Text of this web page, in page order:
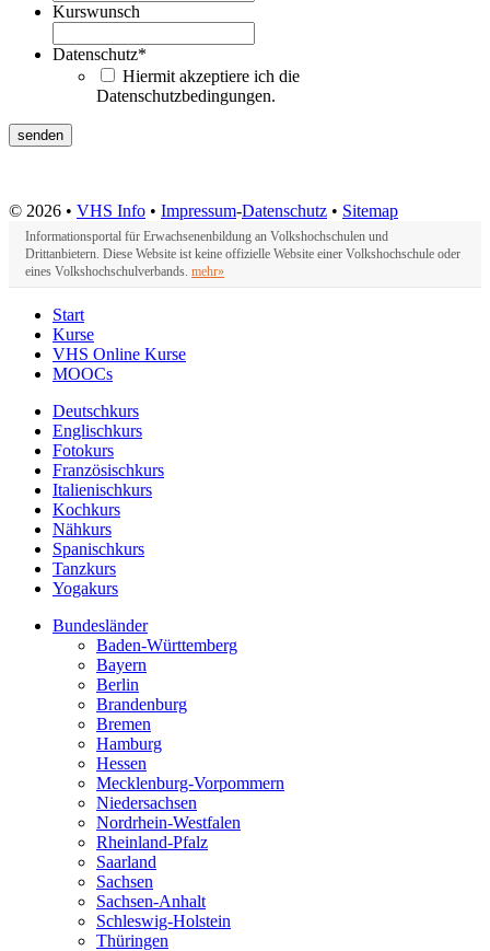
Kurswunsch
Datenschutz*
Hiermit akzeptiere ich die
Datenschutzbedingungen.
© 2026 • VHS Info • Impressum-Datenschutz • Sitemap
Informationsportal für Erwachsenenbildung an Volkshochschulen und
Drittanbietern. Diese Website ist keine offizielle Website einer Volkshochschule oder
eines Volkshochschulverbands. mehr»
Start
Kurse
VHS Online Kurse
MOOCs
Deutschkurs
Englischkurs
Fotokurs
Französischkurs
Italienischkurs
Kochkurs
Nähkurs
Spanischkurs
Tanzkurs
Yogakurs
Bundesländer
Baden-Württemberg
Bayern
Berlin
Brandenburg
Bremen
Hamburg
Hessen
Mecklenburg-Vorpommern
Niedersachsen
Nordrhein-Westfalen
Rheinland-Pfalz
Saarland
Sachsen
Sachsen-Anhalt
Schleswig-Holstein
Thüringen